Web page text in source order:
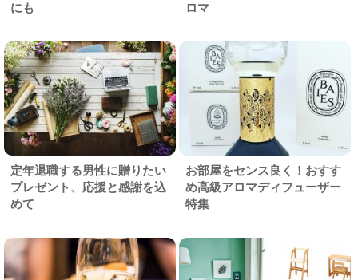
にも
ロマ
定年退職する男性に贈りたい
プレゼント、応援と感謝を込
めて
お部屋をセンス良く！おすす
め高級アロマディフューザー
特集